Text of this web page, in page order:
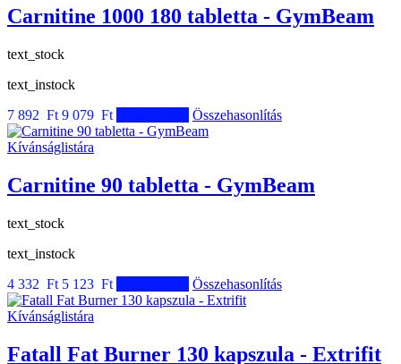
Carnitine 1000 180 tabletta - GymBeam
text_stock
text_instock
7 892 Ft 9 079 Ft Összehasonlítás
Kívánságlistára
Carnitine 90 tabletta - GymBeam
text_stock
text_instock
4 332 Ft 5 123 Ft Összehasonlítás
Kívánságlistára
Fatall Fat Burner 130 kapszula - Extrifit